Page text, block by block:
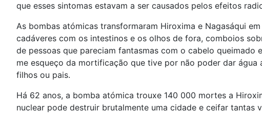
que esses sintomas estavam a ser causados pelos efeitos
As bombas atómicas transformaram Hiroxima e Nagasáqui
cadáveres com os intestinos e os olhos de fora, comboios
de pessoas que pareciam fantasmas com o cabelo queimado
me esqueço da mortificação que tive por não poder dar
filhos ou pais.
Há 62 anos, a bomba atómica trouxe 140 000 mortes a
nuclear pode destruir brutalmente uma cidade e ceifar tantas